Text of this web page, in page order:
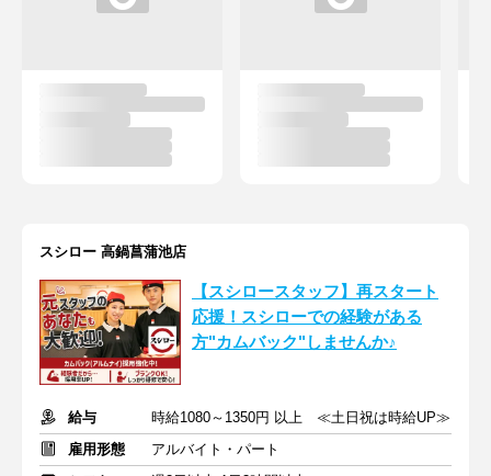
スシロー 高鍋菖蒲池店
【スシロースタッフ】再スタート
応援！スシローでの経験がある
方"カムバック"しませんか♪
給与
時給1080～1350円 以上 ≪土日祝は時給UP≫
雇用形態
アルバイト・パート